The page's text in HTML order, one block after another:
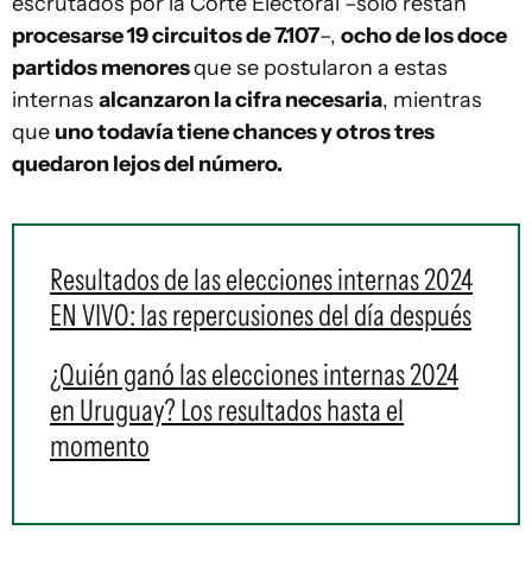
procesarse 19 circuitos de 7.107–, ocho de los doce
partidos menoresque se postularon a estas
internas alcanzaron la cifra necesaria, mientras
que uno todavía tiene chances y otros tres
quedaron lejos del número.
Resultados de las elecciones internas 2024
EN VIVO: las repercusiones del día después
¿Quién ganó las elecciones internas 2024
en Uruguay? Los resultados hasta el
momento